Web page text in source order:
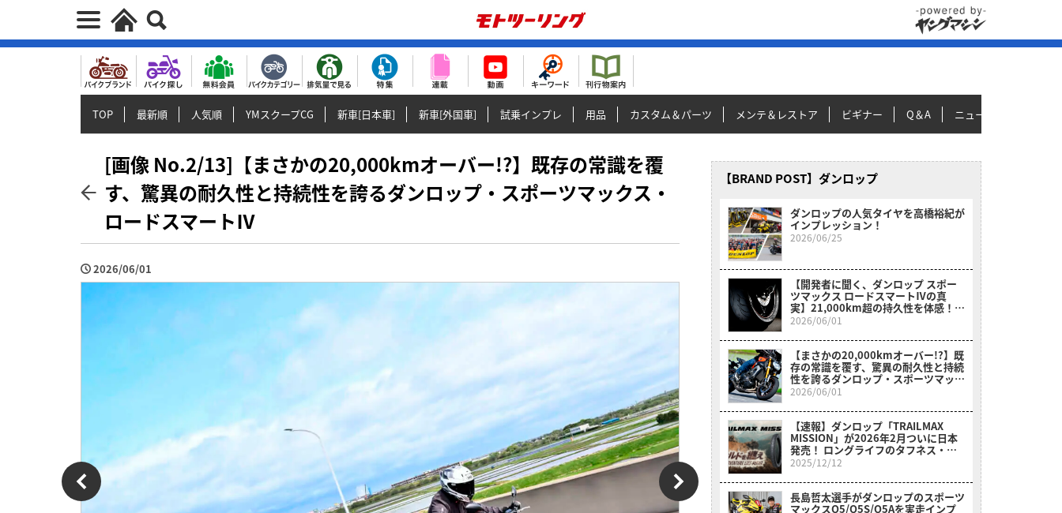
TOP 最新順 人気順 YMスクープCG 新車[日本車] 新車[外国車] 試乗インプレ 用品 カスタム＆パーツ メンテ＆レストア ビギナー Q＆A ニュース＆トピックス
[画像 No.2/13]【まさかの20,000kmオーバー!?】既存の常識を覆
す、驚異の耐久性と持続性を誇るダンロップ・スポーツマックス・
ロードスマートⅣ
2026/06/01
【BRAND POST】ダンロップ
ダンロップの人気タイヤを高橋裕紀が
インプレッション！
2026/06/25
【開発者に聞く、ダンロップ スポー
ツマックス ロードスマートⅣの真
実】21,000km超の持久性を体感！ど
んな状況でも楽しく、どこまでも走り
続けたくなる
2026/06/01
【まさかの20,000kmオーバー!?】既
存の常識を覆す、驚異の耐久性と持続
性を誇るダンロップ・スポーツマック
ス・ロードスマートⅣ
2026/06/01
【速報】ダンロップ「TRAILMAX
MISSION」が2026年2月ついに日本
発売！ ロングライフのタフネス・ア
ドベンチャータイヤだ！
2025/12/12
長島哲太選手がダンロップのスポーツ
マックスQ5/Q5S/Q5Aを実走インプ